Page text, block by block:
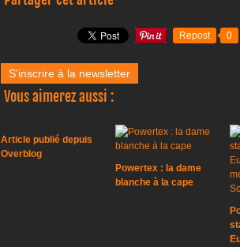
Repost 0
S'inscrire à la newsletter
Vous aimerez aussi :
Article publié depuis
Overblog
Powertex : la dame
blanche à la cape